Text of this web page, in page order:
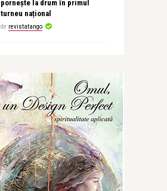
pornește la drum în primul
turneu național
de revistatango